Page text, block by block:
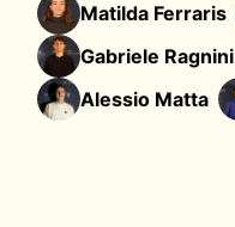
Matilda Ferraris
Gabriele Ragnini
Alessio Matta